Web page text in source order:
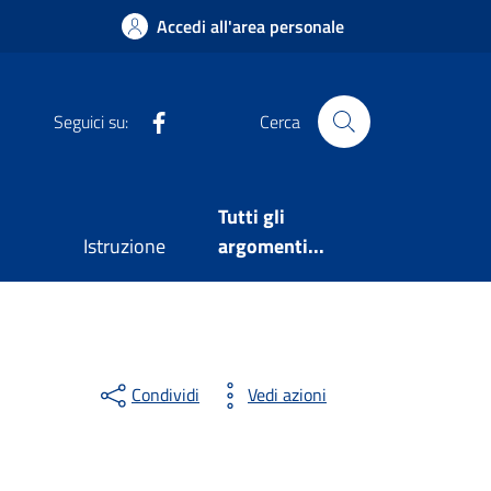
Accedi all'area personale
Seguici su: Cerca
Istruzione
Tutti gli
argomenti...
Condividi Vedi azioni